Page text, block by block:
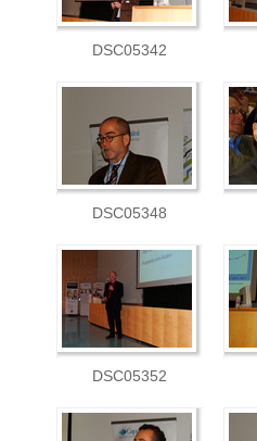
DSC05342
DSC05348
DSC05352